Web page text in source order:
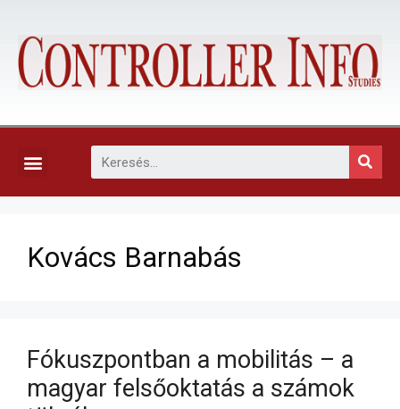
Kovács Barnabás
Fókuszpontban a mobilitás – a
magyar felsőoktatás a számok